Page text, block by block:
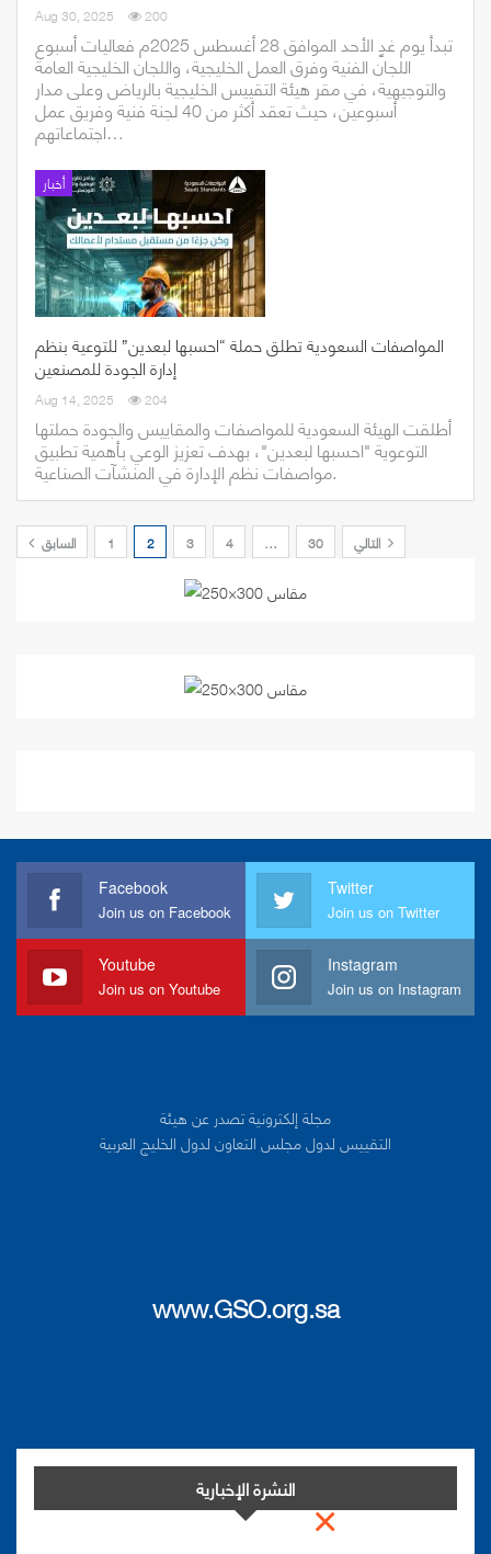
Aug 30, 2025 200
تبدأ يوم غدٍ الأحد الموافق 28 أغسطس 2025م فعاليات أسبوع
اللجان الفنية وفرق العمل الخليجية، واللجان الخليجية العامة
والتوجيهية، في مقر هيئة التقييس الخليجية بالرياض وعلى مدار
أسبوعين، حيث تعقد أكثر من 40 لجنة فنية وفريق عمل
اجتماعاتهم…
أخبار
المواصفات السعودية تطلق حملة “احسبها لبعدين” للتوعية بنظم
إدارة الجودة للمصنعين
Aug 14, 2025 204
​​أطلقت الهيئة السعودية للمواصفات والمقاييس والجودة حملتها
التوعوية "احسبها لبعدين"، بهدف تعزيز الوعي بأهمية تطبيق
مواصفات نظم الإدارة في المنشآت الصناعية.
السابق 1 2 3 4 … 30
Facebook
Join us on Facebook
Twitter
Join us on Twitter
Youtube
Join us on Youtube
Instagram
Join us on Instagram
مجلة إلكترونية تصدر عن هيئة
التقييس لدول مجلس التعاون لدول الخليج العربية
www.GSO.org.sa
النشرة الإخبارية
×